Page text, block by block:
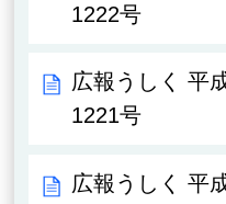
1222号
広報うしく 平
1221号
広報うしく 平